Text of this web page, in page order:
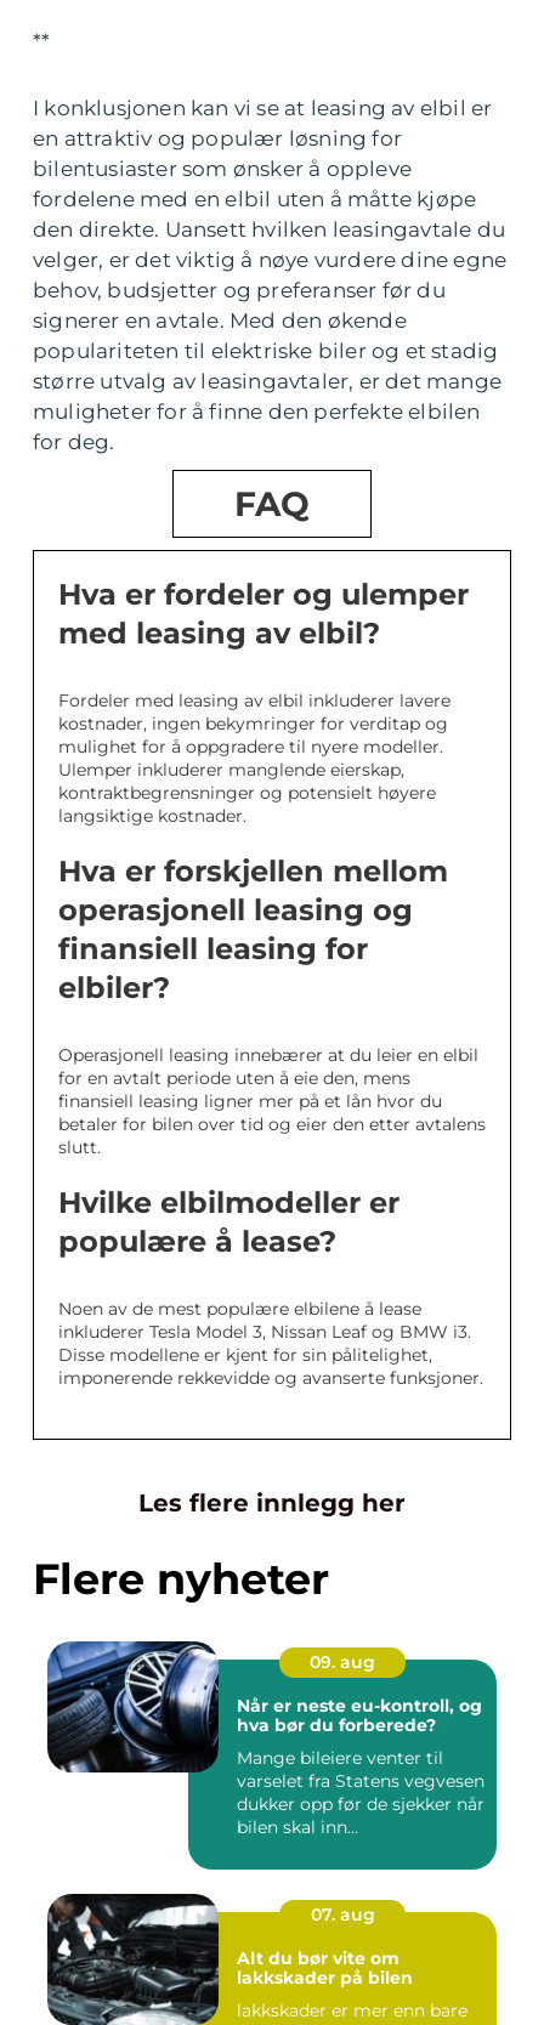
**
I konklusjonen kan vi se at leasing av elbil er
en attraktiv og populær løsning for
bilentusiaster som ønsker å oppleve
fordelene med en elbil uten å måtte kjøpe
den direkte. Uansett hvilken leasingavtale du
velger, er det viktig å nøye vurdere dine egne
behov, budsjetter og preferanser før du
signerer en avtale. Med den økende
populariteten til elektriske biler og et stadig
større utvalg av leasingavtaler, er det mange
muligheter for å finne den perfekte elbilen
for deg.
FAQ
Hva er fordeler og ulemper
med leasing av elbil?
Fordeler med leasing av elbil inkluderer lavere
kostnader, ingen bekymringer for verditap og
mulighet for å oppgradere til nyere modeller.
Ulemper inkluderer manglende eierskap,
kontraktbegrensninger og potensielt høyere
langsiktige kostnader.
Hva er forskjellen mellom
operasjonell leasing og
finansiell leasing for
elbiler?
Operasjonell leasing innebærer at du leier en elbil
for en avtalt periode uten å eie den, mens
finansiell leasing ligner mer på et lån hvor du
betaler for bilen over tid og eier den etter avtalens
slutt.
Hvilke elbilmodeller er
populære å lease?
Noen av de mest populære elbilene å lease
inkluderer Tesla Model 3, Nissan Leaf og BMW i3.
Disse modellene er kjent for sin pålitelighet,
imponerende rekkevidde og avanserte funksjoner.
Les flere innlegg her
Flere nyheter
09. aug
Når er neste eu-kontroll, og
hva bør du forberede?
Mange bileiere venter til
varselet fra Statens vegvesen
dukker opp før de sjekker når
bilen skal inn...
07. aug
Alt du bør vite om
lakkskader på bilen
lakkskader er mer enn bare